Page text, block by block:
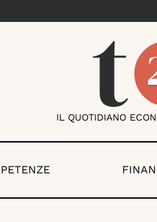
IL QUOTIDIANO